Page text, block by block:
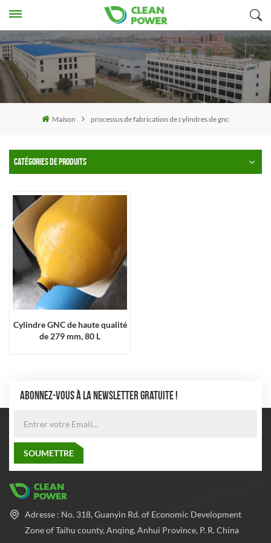
Maison processus de fabrication de cylindres de gnc
CATÉGORIES DE PRODUITS
Cylindre GNC de haute qualité
de 279 mm, 80 L
ABONNEZ-VOUS À LA NEWSLETTER GRATUITE !
Adresse : No. 318, Guanyin Rd. of Economic Development
Zone of Taihu county, Anqing, Anhui Province, P. R. China